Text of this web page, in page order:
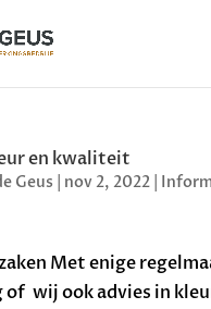
en kwaliteit
Geus nov 2, 2022|
Met enige
of wij ook advies in